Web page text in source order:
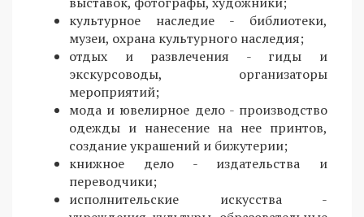
культурное наследие - библиотеки,
музеи, охрана культурного наследия;
отдых и развлечения - гиды и
экскурсоводы, организаторы
мероприятий;
мода и ювелирное дело - производство
одежды и нанесение на нее принтов,
создание украшений и бижутерии;
книжное дело - издательства и
переводчики;
исполнительские искусства -